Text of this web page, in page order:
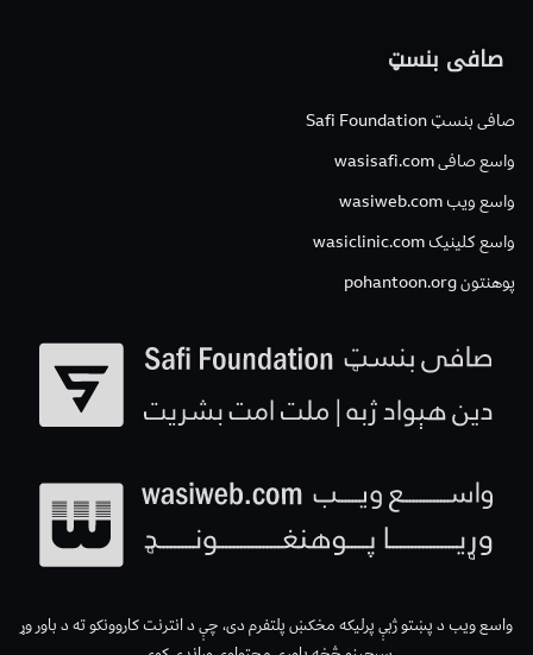
صافی بنسټ
صافی بنسټ Safi Foundation
واسع صافی wasisafi.com
واسع ویب wasiweb.com
واسع کلینیک wasiclinic.com
پوهنتون pohantoon.org
واسع ویب د پښتو ژبې پرلیکه مخکښ پلتفرم دی، چې د انترنت کاروونکو ته د باور وړ